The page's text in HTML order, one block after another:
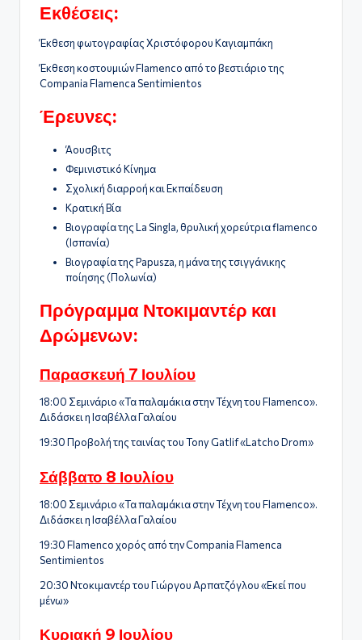
Εκθέσεις:
Έκθεση φωτογραφίας Χριστόφορου Καγιαμπάκη
Έκθεση κοστουμιών Flamenco από το βεστιάριο της
Compania Flamenca Sentimientos
Έρευνες:
Άουσβιτς
Φεμινιστικό Κίνημα
Σχολική διαρροή και Εκπαίδευση
Κρατική Βία
Βιογραφία της La Singla, θρυλική χορεύτρια flamenco
(Ισπανία)
Βιογραφία της Papusza, η μάνα της τσιγγάνικης
ποίησης (Πολωνία)
Πρόγραμμα Ντοκιμαντέρ και
Δρώμενων:
Παρασκευή 7 Ιουλίου
18:00 Σεμινάριο «Τα παλαμάκια στην Τέχνη του Flamenco».
Διδάσκει η Ισαβέλλα Γαλαίου
19:30 Προβολή της ταινίας του Tony Gatlif «Latcho Drom»
Σάββατο 8 Ιουλίου
18:00 Σεμινάριο «Τα παλαμάκια στην Τέχνη του Flamencο».
Διδάσκει η Ισαβέλλα Γαλαίου
19:30 Flamenco χορός από την Compania Flamenca
Sentimientos
20:30 Ντοκιμαντέρ του Γιώργου Αρπατζόγλου «Εκεί που
μένω»
Κυριακή 9 Ιουλίου